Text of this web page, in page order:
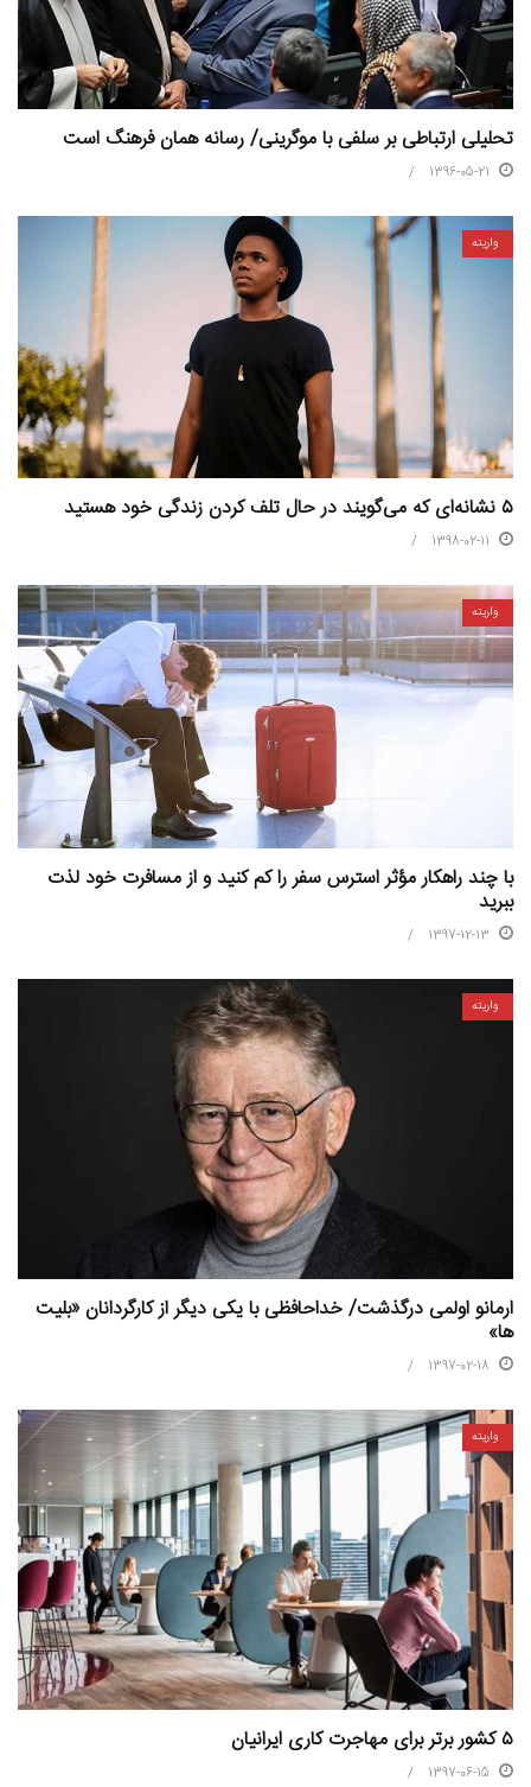
تحلیلی ارتباطی بر سلفی با موگرینی/ رسانه همان فرهنگ است
1396-05-21
واریته
۵ نشانه‌ای که می‌گویند در حال تلف کردن زندگی خود هستید
1398-02-11
واریته
با چند راهکار مؤثر استرس سفر را کم کنید و از مسافرت خود لذت
ببرید
1397-12-13
واریته
ارمانو اولمی درگذشت/ خداحافظی با یکی دیگر از کارگردانان «بلیت
ها»
1397-02-18
واریته
۵ کشور برتر برای مهاجرت کاری ایرانیان
1397-06-15